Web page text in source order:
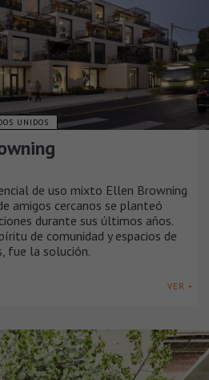
UNIDOS
de uso mixto Ellen Browning
amigos cercanos se planteó
durante sus últimos años.
de comunidad y espacios de
fue la solución.
VER +